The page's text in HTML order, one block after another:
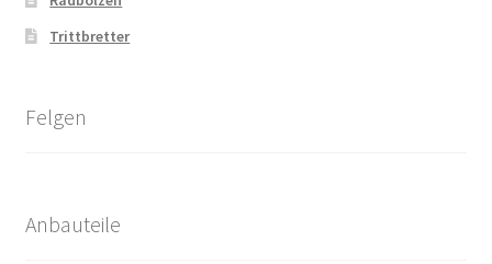
Trittbretter
Felgen
Anbauteile